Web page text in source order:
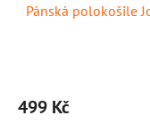
Pánská polokošile
499 Kč